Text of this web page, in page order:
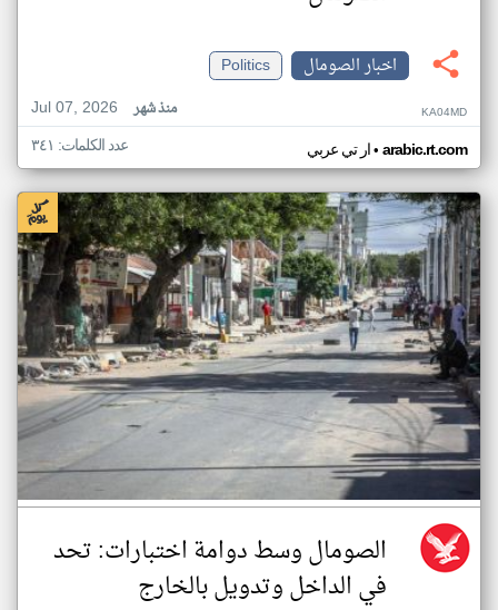
اخبار الصومال
Politics
Jul 07, 2026
منذ شهر KA04MD
ار تي عربي• arabic.rt.com عدد الكلمات: ٣٤١
الصومال وسط دوامة اختبارات: تحد
في الداخل وتدويل بالخارج